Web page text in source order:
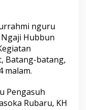
nguru
Hubbun
Batang-batang,
malam.
Pengasuh
Rubaru, KH